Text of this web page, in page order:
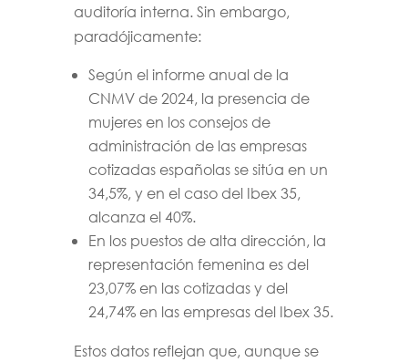
auditoría interna. Sin embargo,
paradójicamente:
Según el informe anual de la
CNMV de 2024, la presencia de
mujeres en los consejos de
administración de las empresas
cotizadas españolas se sitúa en un
34,5%, y en el caso del Ibex 35,
alcanza el 40%.
En los puestos de alta dirección, la
representación femenina es del
23,07% en las cotizadas y del
24,74% en las empresas del Ibex 35.
Estos datos reflejan que, aunque se